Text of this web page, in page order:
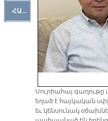
ՀԱՐԹԱԿ
Սուրիահայ
եղած է հայկական
եւ կենսունակ